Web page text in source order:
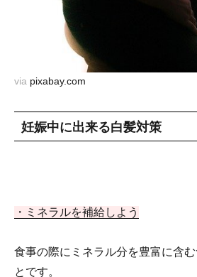
via pixabay.com
妊娠中に出来る白髪対策
・ミネラルを補給しよう
食事の際にミネラル分を豊富に含
とです。